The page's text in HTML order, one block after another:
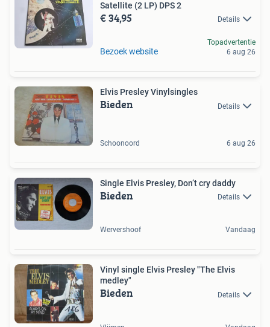
Satellite (2 LP) DPS 2
€ 34,95 Details
Bezoek website
Topadvertentie
6 aug 26
Elvis Presley Vinylsingles
Bieden Details
Schoonoord 6 aug 26
Single Elvis Presley, Don’t cry daddy
Bieden Details
Wervershoof Vandaag
Vinyl single Elvis Presley "The Elvis
medley"
Bieden Details